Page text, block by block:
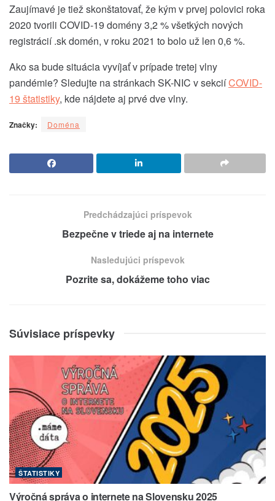
Zaujímavé je tiež skonštatovať, že kým v prvej polovici roka
2020 tvorili COVID-19 domény 3,2 % všetkých nových
registrácií .sk domén, v roku 2021 to bolo už len 0,6 %.
Ako sa bude situácia vyvíjať v prípade tretej vlny
pandémie? Sledujte na stránkach SK-NIC v sekciíCOVID-
19 štatistiky, kde nájdete aj prvé dve vlny.
Značky: Doména
Predchádzajúci príspevok
Bezpečne v triede aj na internete
Nasledujúci príspevok
Pozrite sa, dokážeme toho viac
Súvisiace príspevky
ŠTATISTIKY
Výročná správa o internete na Slovensku 2025